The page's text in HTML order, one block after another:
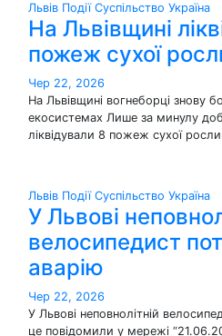
Львів Події Суспільство Україна
На Львівщині
пожеж сухої
Чер 22, 2026
На Львівщині вогнеборці знову
екосистемах Лише за минулу
ліквідували 8 пожеж сухої
Львів Події Суспільство Україна
У Львові
велосипедист
аварію
Чер 22, 2026
У Львові неповнолітній
це повідомили у мережі